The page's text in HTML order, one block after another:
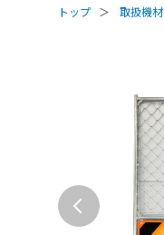
トップ 取扱機材